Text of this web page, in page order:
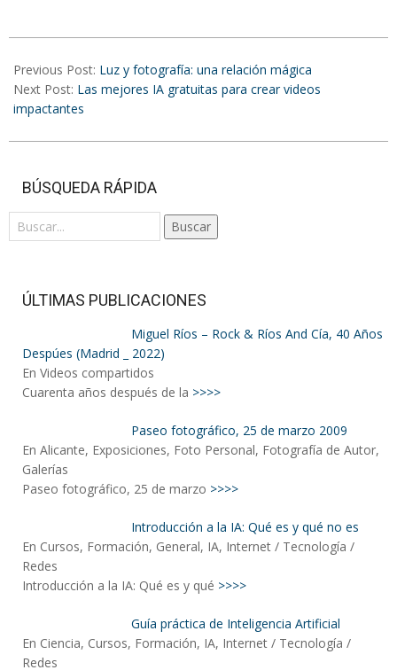
02-
17
Previous Post: Luz y fotografía: una relación mágica
Next Post: Las mejores IA gratuitas para crear videos
impactantes
BÚSQUEDA RÁPIDA
Buscar
ÚLTIMAS PUBLICACIONES
Miguel Ríos – Rock & Ríos And Cía, 40 Años
Despúes (Madrid _ 2022)
En Videos compartidos
Cuarenta años después de la >>>>
Paseo fotográfico, 25 de marzo 2009
En Alicante, Exposiciones, Foto Personal, Fotografía de Autor,
Galerías
Paseo fotográfico, 25 de marzo >>>>
Introducción a la IA: Qué es y qué no es
En Cursos, Formación, General, IA, Internet / Tecnología /
Redes
Introducción a la IA: Qué es y qué >>>>
Guía práctica de Inteligencia Artificial
En Ciencia, Cursos, Formación, IA, Internet / Tecnología /
Redes